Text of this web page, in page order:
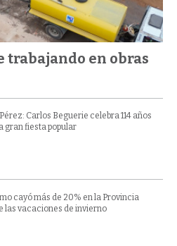
trabajando en obras
Carlos Beguerie celebra 114 años
gran fiesta popular
cayó más de 20% en la Provincia
las vacaciones de invierno